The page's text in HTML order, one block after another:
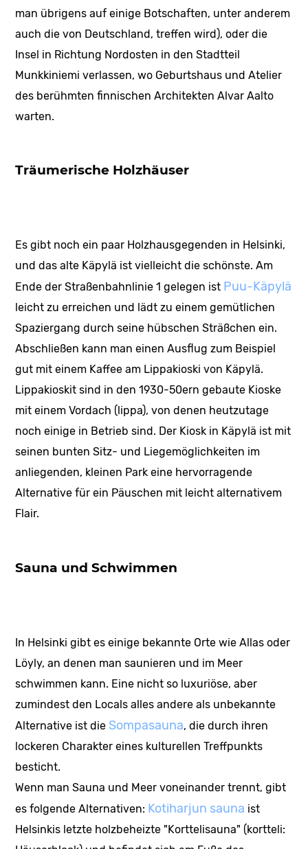
man übrigens auf einige Botschaften, unter anderem
auch die von Deutschland, treffen wird), oder die
Insel in Richtung Nordosten in den Stadtteil
Munkkiniemi verlassen, wo Geburtshaus und Atelier
des berühmten finnischen Architekten Alvar Aalto
warten.
Träumerische Holzhäuser
Es gibt noch ein paar Holzhausgegenden in Helsinki,
und das alte Käpylä ist vielleicht die schönste. Am
Ende der Straßenbahnlinie 1 gelegen ist Puu-Käpylä
leicht zu erreichen und lädt zu einem gemütlichen
Spaziergang durch seine hübschen Sträßchen ein.
Abschließen kann man einen Ausflug zum Beispiel
gut mit einem Kaffee am Lippakioski von Käpylä.
Lippakioskit sind in den 1930-50ern gebaute Kioske
mit einem Vordach (lippa), von denen heutzutage
noch einige in Betrieb sind. Der Kiosk in Käpylä ist mit
seinen bunten Sitz- und Liegemöglichkeiten im
anliegenden, kleinen Park eine hervorragende
Alternative für ein Päuschen mit leicht alternativem
Flair.
Sauna und Schwimmen
In Helsinki gibt es einige bekannte Orte wie Allas oder
Löyly, an denen man saunieren und im Meer
schwimmen kann. Eine nicht so luxuriöse, aber
zumindest den Locals alles andere als unbekannte
Alternative ist die Sompasauna, die durch ihren
lockeren Charakter eines kulturellen Treffpunkts
besticht.
Wenn man Sauna und Meer voneinander trennt, gibt
es folgende Alternativen: Kotiharjun sauna ist
Helsinkis letzte holzbeheizte "Korttelisauna" (kortteli: